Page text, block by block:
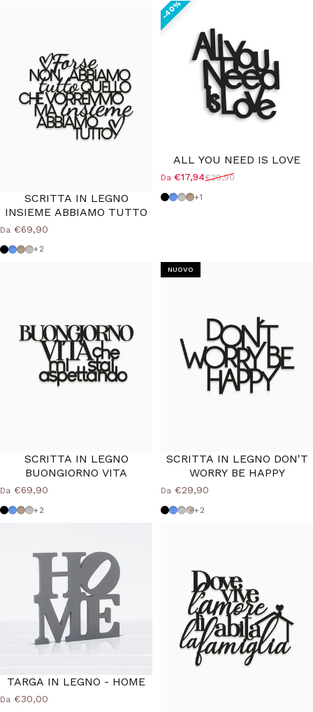
SCRITTA IN LEGNO
INSIEME ABBIAMO TUTTO
Da €69,90
Nero
Azzurro Polvere
Tortora
Grigio Medio
+2
ALL YOU NEED IS LOVE
Prezzo scontato
Da €17,94
Prezzo di listino
€29,90
Nero
Azzurro Polvere
Grigio Medio
Tortora
+1
SCRITTA IN LEGNO
BUONGIORNO VITA
Da €69,90
Nero
Azzurro Polvere
Tortora
Grigio Medio
+2
NUOVO
SCRITTA IN LEGNO DON'T
WORRY BE HAPPY
Da €29,90
Nero
Azzurro Polvere
Grigio Medio
Shabby
+2
TARGA IN LEGNO - HOME
Da €30,00